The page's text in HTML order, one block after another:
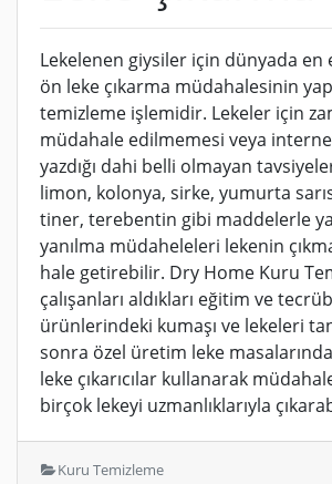
Lekelenen giysiler için dünyada en
ön leke çıkarma müdahalesinin
temizleme işlemidir. Lekeler için
müdahale edilmemesi veya
yazdığı dahi belli olmayan
limon, kolonya, sirke, yumurta
tiner, terebentin gibi maddelerle
yanılma müdaheleleri lekenin
hale getirebilir. Dry Home Kuru
çalışanları aldıkları eğitim ve
ürünlerindeki kumaşı ve lekeleri
sonra özel üretim leke
leke çıkarıcılar kullanarak
birçok lekeyi uzmanlıklarıyla
Kuru Temizleme